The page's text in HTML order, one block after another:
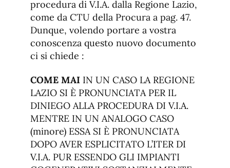
procedura di V.I.A. dalla Regione Lazio,
come da CTU della Procura a pag. 47.
Dunque, volendo portare a vostra
conoscenza questo nuovo documento
ci si chiede :
COME MAI IN UN CASO LA REGIONE
LAZIO SI È PRONUNCIATA PER IL
DINIEGO ALLA PROCEDURA DI V.I.A.
MENTRE IN UN ANALOGO CASO
(minore) ESSA SI È PRONUNCIATA
DOPO AVER ESPLICITATO L’ITER DI
V.I.A. PUR ESSENDO GLI IMPIANTI